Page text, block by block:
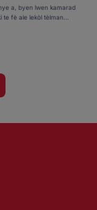
a, byen lwen kamarad
te fè ale lekòl tèlman
ki baze sou teknoloji.